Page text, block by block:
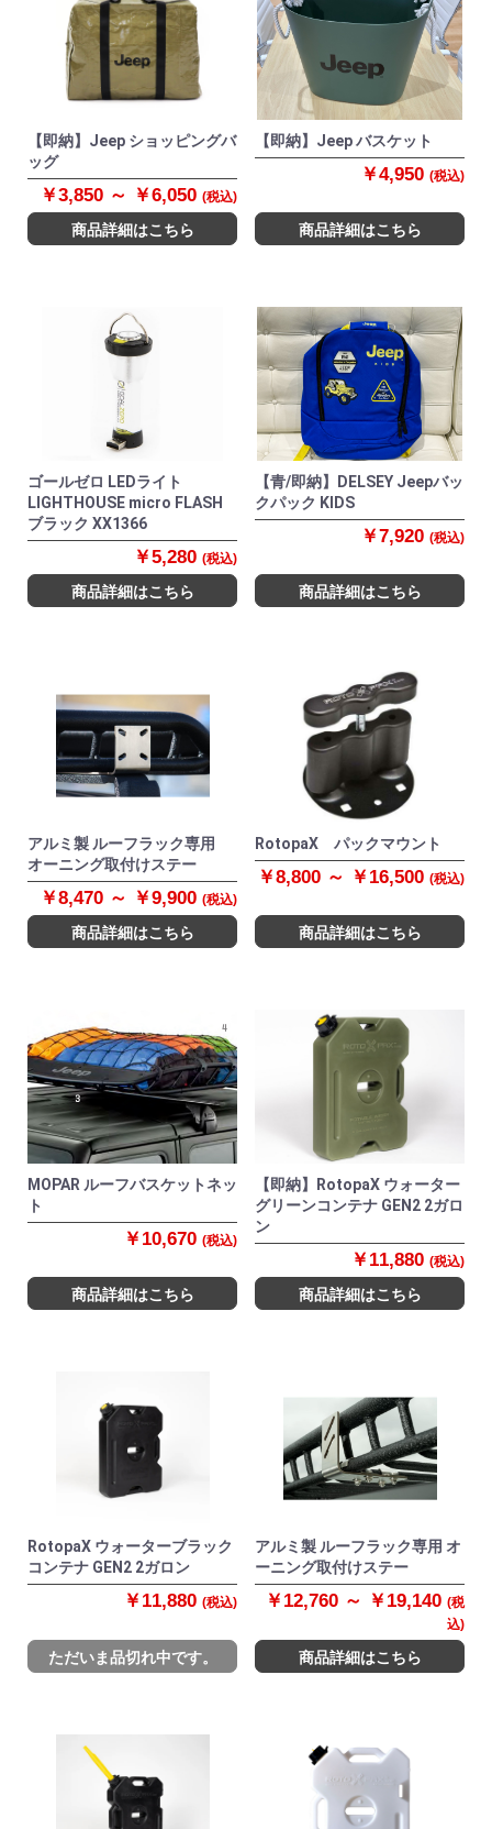
【即納】Jeep ショッピングバ
ッグ
￥3,850 ～ ￥6,050 (税込)
商品詳細はこちら
【即納】Jeep バスケット
￥4,950 (税込)
商品詳細はこちら
ゴールゼロ LEDライト
LIGHTHOUSE micro FLASH
ブラック XX1366
￥5,280 (税込)
商品詳細はこちら
【青/即納】DELSEY Jeepバッ
クパック KIDS
￥7,920 (税込)
商品詳細はこちら
アルミ製 ルーフラック専用
オーニング取付けステー
￥8,470 ～ ￥9,900 (税込)
商品詳細はこちら
RotopaX パックマウント
￥8,800 ～ ￥16,500 (税込)
商品詳細はこちら
MOPAR ルーフバスケットネッ
ト
￥10,670 (税込)
商品詳細はこちら
【即納】RotopaX ウォーター
グリーンコンテナ GEN2 2ガロ
ン
￥11,880 (税込)
商品詳細はこちら
RotopaX ウォーターブラック
コンテナ GEN2 2ガロン
￥11,880 (税込)
ただいま品切れ中です。
アルミ製 ルーフラック専用 オ
ーニング取付けステー
￥12,760 ～ ￥19,140 (税
込)
商品詳細はこちら